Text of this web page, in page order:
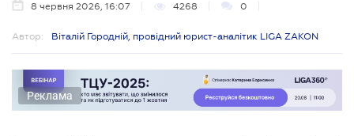
8 червня 2026, 16:07 4268 0
Автор: Віталій Городній, провідний юрист-аналітик LIGA ZAKON
Реклама